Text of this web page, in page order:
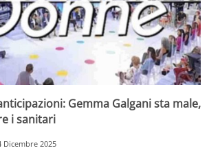
Gemma Galgani sta male,
i sanitari
Dicembre 2025